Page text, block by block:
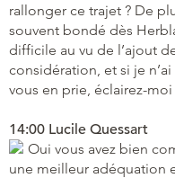
rallonger ce trajet ? De
souvent bondé dès
difficile au vu de l’ajout
considération, et si je
vous en prie, éclairez-
14:00 Lucile Quessart
Oui vous avez bien
une meilleur adéquation